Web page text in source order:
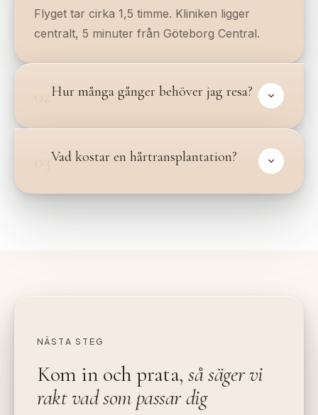
Flyget tar cirka 1,5 timme. Kliniken ligger
centralt, 5 minuter från Göteborg Central.
02Hur många gånger behöver jag resa?
03Vad kostar en hårtransplantation?
NÄSTA STEG
Kom in och prata, så säger vi
rakt vad som passar dig